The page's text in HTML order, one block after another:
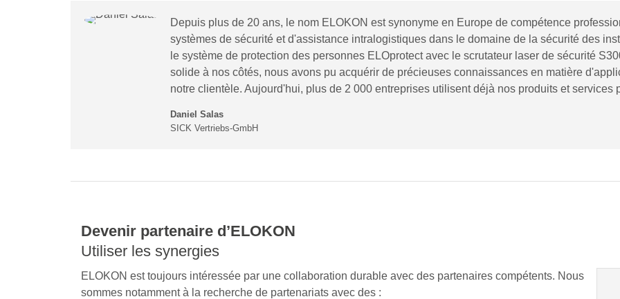
Depuis plus de 20 ans, le nom ELOKON est synonyme en Europe de compétence
systèmes de sécurité et d'assistance intralogistiques dans le domaine de la sécurité des
le système de protection des personnes ELOprotect avec le scrutateur laser de sécurité
solide à nos côtés, nous avons pu acquérir de précieuses connaissances en matière
notre clientèle. Aujourd'hui, plus de 2 000 entreprises utilisent déjà nos produits et services
Daniel Salas
SICK Vertriebs-GmbH
Devenir partenaire d’ELOKON
Utiliser les synergies
ELOKON est toujours intéressée par une collaboration durable avec des partenaires compétents. Nous
sommes notamment à la recherche de partenariats avec des :